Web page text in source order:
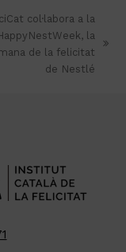
col·labora a la
la
de la felicitat
de Nestlé